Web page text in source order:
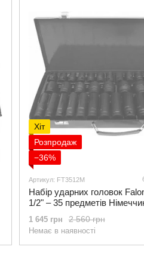
Хіт
Розпродаж
−36%
Артикул: FT3512M
Набір ударних головок
1/2" – 35 предметів
2 560 грн
1 645 грн
Немає в наявності